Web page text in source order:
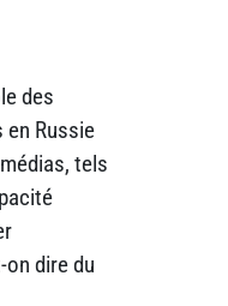
des
en Russie
tels
on dire du